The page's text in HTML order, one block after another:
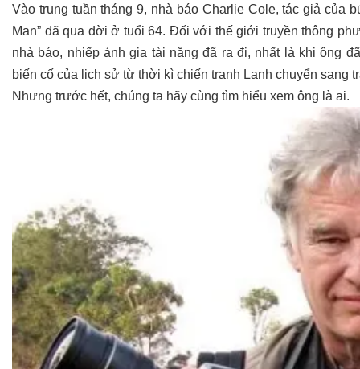
Vào trung tuần tháng 9, nhà báo Charlie Cole, tác giả của
Man” đã qua đời ở tuổi 64. Đối với thế giới truyền thông
nhà báo, nhiếp ảnh gia tài năng đã ra đi, nhất là khi ông
biến cố của lịch sử từ thời kì chiến tranh Lạnh chuyển sang
Nhưng trước hết, chúng ta hãy cùng tìm hiểu xem ông là ai.